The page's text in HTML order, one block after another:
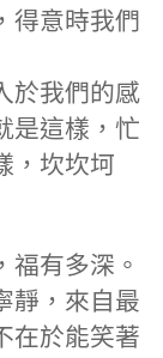
得意時我們
於我們的感
是這樣，忙
，坎坎坷
福有多深。
靜，來自最
在於能笑著